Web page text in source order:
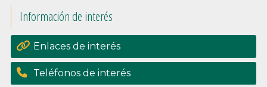
principal
Perfil del contratante
Portal de transpariencia
Información de interés
Enlaces de interés
Teléfonos de interés